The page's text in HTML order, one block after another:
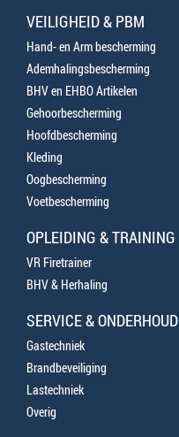
VEILIGHEID & PBM
Hand- en Arm bescherming
Ademhalingsbescherming
BHV en EHBO Artikelen
Gehoorbescherming
Hoofdbescherming
Kleding
Oogbescherming
Voetbescherming
OPLEIDING & TRAINING
VR Firetrainer
BHV & Herhaling
SERVICE & ONDERHOUD
Gastechniek
Brandbeveiliging
Lastechniek
Overig